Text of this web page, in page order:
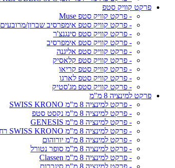
פרקט קוויק סטפ
- פרקט קוויק סטפ Muse
- פרקט קוויק סטפ אימפרסיב שברון/מרובעים
- פרקט קוויק סטפ סינגנצ'ר
- פרקט קוויק סטפ אימפרסיב
- פרקט קוויק סטפ אליגנה
- פרקט קוויק סטפ קלאסיק
- פרקט קוויק סטפ קריאו
- פרקט קוויק סטפ לארגו
- פרקט קוויק סטפ מג'סטיק
פרקט למינציה 8 מ"מ
- פרקט למינציה 8 מ"מ SWISS KRONO
- פרקט למינציה 8 מ"מ נקסט סטפ
- פרקט למינציה 8 מ"מ GENESIS
- פרקט למינציה 8 מ"מ SWISS KRONO רחב
- פרקט למינציה 8 מ"מ יורוהום
- פרקט למינציה 8 מ"מ סופר נטורל
- פרקט למינציה 8 מ"מ Classen
- פרקט למינציה 8 מ"מ סינכרום